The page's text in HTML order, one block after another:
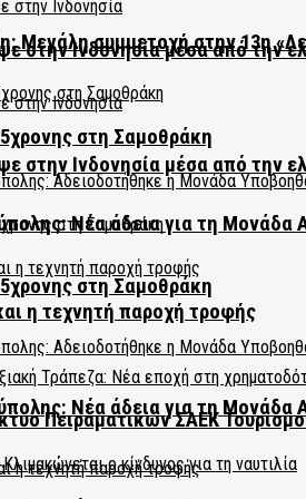
Μεγάλη συμμετοχή στην 13η
στην Ινδονησία μέσα από την
στη Σαμοθράκη
Νέα άδεια για τη Μονάδα
στην Ινδονησία μέσα από την
στη Σαμοθράκη
Νέα άδεια για τη Μονάδα
η τεχνητή παροχή τροφής
Πειραματικών ΣΑΕΚ